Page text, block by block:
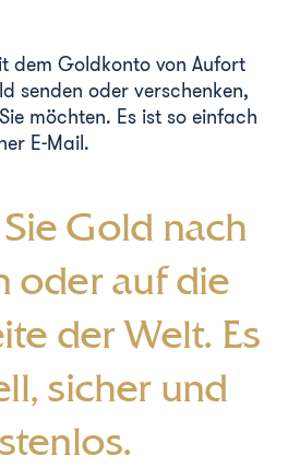
dem Goldkonto von Aufort
senden oder verschenken,
möchten. Es ist so einfach
E-Mail.
Gold nach
oder auf die
der Welt. Es
sicher und
.